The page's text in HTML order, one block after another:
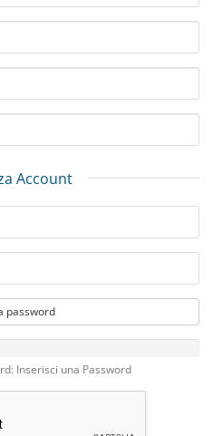
Account
password
Inserisci una Password